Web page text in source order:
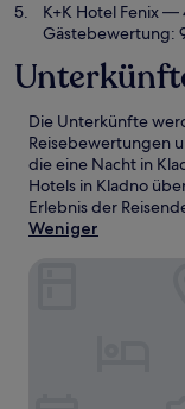
K+K Hotel Fenix—
Gästebewertung:
Die Unterkünfte
Reisebewertungen
die eine Nacht in
Hotels in Kladno
Erlebnis der
Weniger